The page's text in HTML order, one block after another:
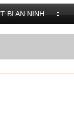
BỊ AN NINH